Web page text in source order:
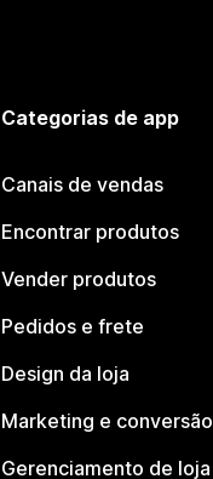
Categorias de app
Canais de vendas
Encontrar produtos
Vender produtos
Pedidos e frete
Design da loja
Marketing e conversão
Gerenciamento de loja